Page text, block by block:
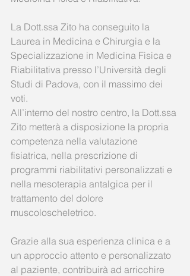
La Dott.ssa Zito ha conseguito la
Laurea in Medicina e Chirurgia e la
Specializzazione in Medicina Fisica e
Riabilitativa presso l’Università degli
Studi di Padova, con il massimo dei
voti.
All’interno del nostro centro, la Dott.ssa
Zito metterà a disposizione la propria
competenza nella valutazione
fisiatrica, nella prescrizione di
programmi riabilitativi personalizzati e
nella mesoterapia antalgica per il
trattamento del dolore
muscoloscheletrico.
Grazie alla sua esperienza clinica e a
un approccio attento e personalizzato
al paziente, contribuirà ad arricchire